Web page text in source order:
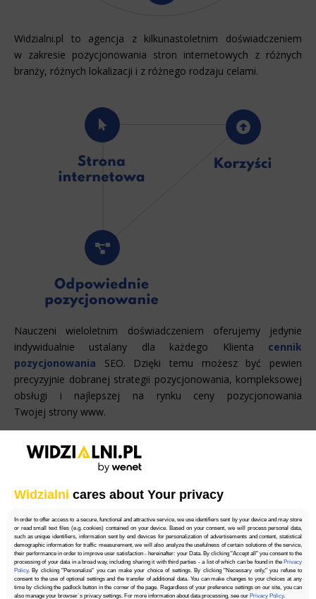
Widzialni cares about Your privacy
In order to offer access to a secure, functional and attractive service, we use identifiers sent by your device and may store
or read small text files (e.g. cookies) contained on your device. Based on your consent, we will process personal data,
such as unique identifiers, information sent by end devices for personalization of advertisements and content, statistical
demographic information for traffic measurement, we will also analyze the usefulness of certain solutions of the service,
their performance in order to improve user satisfaction - hereinafter: your Data. By clicking "Accept all" you consent to the
processing of your data in a broad way, including sharing it with third parties - a list of which can be found in the Privacy
Policy. By clicking "Personalize" you can make your choice of settings. By clicking "Necessary only," you refuse to
consent to the use of optional settings and the transfer of additional data. You can make changes to your choices at any
time by clicking the padlock button in the corner of the page. Regardless of your preference settings on our site, you can
also manage your browser`s privacy settings. For more information about data processing, see our Privacy Policy.
Widzialni.pl to agencja z kilkunastoletnim doświadczeniem
w zakresie pozycjonowania stron internetowych z różnych
branży, różnych lokalizacji i z różnego rodzaju celami.
Nauczeni wieloletnim doświadczeniem oferujemy jedynie
indywidualnie ustalany dla każdego Klienta cennik
pozycjonowania SEO. Dzięki temu możesz być pewien
precyzyjnie dobranej strategii pozycjonowania, kompleksowej
obsługi i najlepszej na rynku ceny pozycjonowania
Twojej strony www.
Działamyna terenie całej Polski –
nie tylko w Kędzierzynie Koźlu